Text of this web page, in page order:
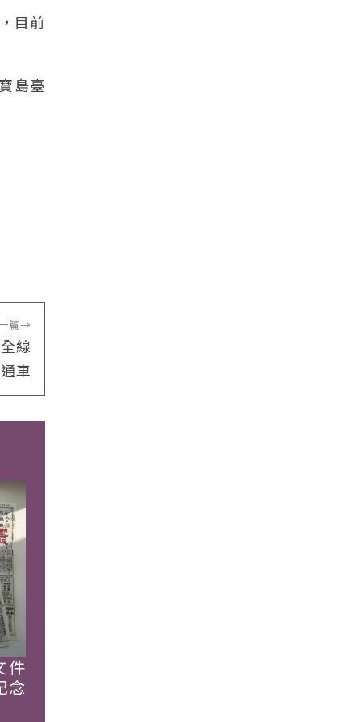
目前
島臺
篇→
線
通車
件
念